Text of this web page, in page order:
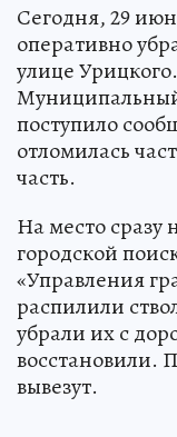
Сегодня, 29
оперативно
улице
поступило
отломилась
часть.
На место сразу
городской
«Управления
распилили
убрали их с
восстановили.
вывезут.